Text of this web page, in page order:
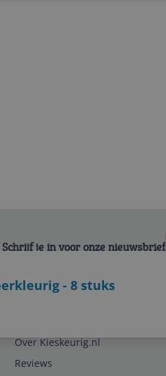
- 8 stuks
Schrijf je in voor onze nieuwsbrief
Over Kieskeurig.nl
Reviews